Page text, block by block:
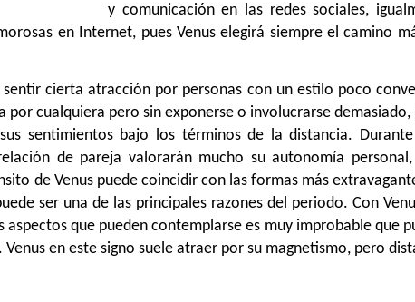
y comunicación en las redes sociales,
en Internet, pues Venus elegirá siempre el camino
sentir cierta atracción por personas con un estilo poco
por cualquiera pero sin exponerse o involucrarse
sentimientos bajo los términos de la distancia.
de pareja valorarán mucho su autonomía
de Venus puede coincidir con las formas más
ser una de las principales razones del periodo. Con
que pueden contemplarse es muy improbable que
en este signo suele atraer por su magnetismo, pero